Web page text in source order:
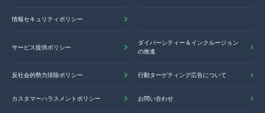
情報セキュリティポリシー
サービス提供ポリシー
ダイバーシティー＆インクルージョン
の推進
反社会的勢力排除ポリシー 行動ターゲティング広告について
カスタマーハラスメントポリシー お問い合わせ